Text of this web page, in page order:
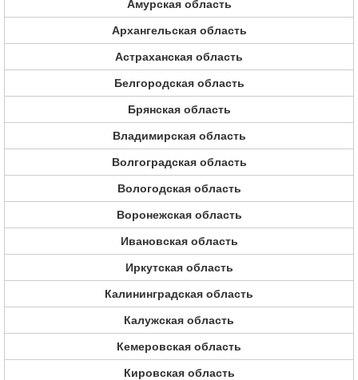
Амурская область
Архангельская область
Астраханская область
Белгородская область
Брянская область
Владимирская область
Волгоградская область
Вологодская область
Воронежская область
Ивановская область
Иркутская область
Калининградская область
Калужская область
Кемеровская область
Кировская область